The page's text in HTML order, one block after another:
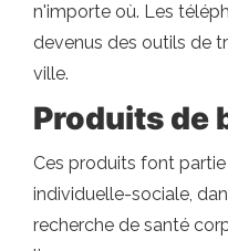
n'importe où. Les
devenus des outils de
ville.
Produits de
Ces produits font
individuelle-sociale,
recherche de santé